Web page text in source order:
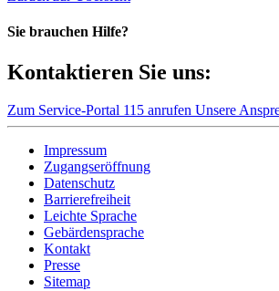
Sie brauchen Hilfe?
Kontaktieren Sie uns:
Zum Service-Portal 115 anrufen Unsere
Impressum
Zugangseröffnung
Datenschutz
Barrierefreiheit
Leichte Sprache
Gebärdensprache
Kontakt
Presse
Sitemap